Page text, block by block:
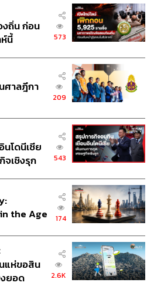
นระบบ
Wellness ได้รับจากดีลนี้คือ
ายระดับโลก”
วางงบลงทุนหลักหลายร้อยล้าน
7 สาขาต่อแบรนด์ ขึ้นอยู่กับทำเล
ฟกัสการขยาย Aura Xpress ก่อน
ขารวมประมาณ 30 แห่ง จากเริ่ม
หมายระยะยาวคือการมีสาขารวม
นำบริษัทเข้าจดทะเบียนใน
ดิมวางแผนในปี 2571 ปัจจุบันนั้น
ช่วงการศึกษา โดยไม่ได้ตั้งเป้า
ใดจุดหนึ่งจึงจะพร้อมเข้าตลาด แต่
ำคัญในการระดมทุนเพื่อสร้างการ
งนั้นจะ IPO ก็ต่อเมื่อโครงสร้างทีม
ข็งแกร่งและพร้อมที่สุดในการนำ
ห้เกิดประสิทธิภาพสูงสุด
ถิ่น ก่อน
นี้
573
ศาลฎีกา
209
โดนีเซีย
จเชิงรุก
543
the Age
174
แห่ขอสิน
งยอด
2.6K